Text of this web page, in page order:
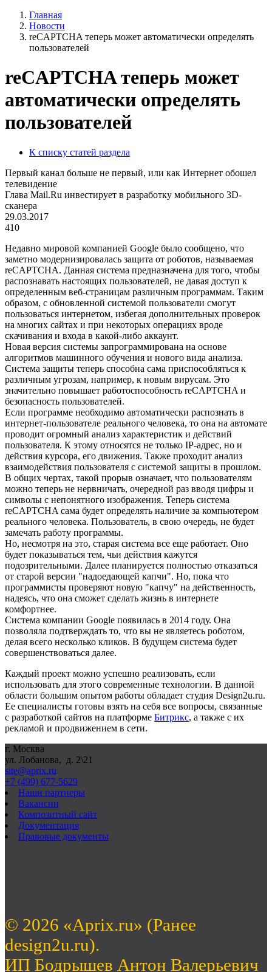
Главная
Новости
reCAPTCHA теперь может автоматически определять
пользователей
reCAPTCHA теперь может
автоматически определять
пользователей
К списку статей раздела
Первый канал больше не первый, или как Интернет обошел
телевидение
Глава Mail.Ru инвестирует в разработку мобильного 3D-
сканера
29.03.2017
410
Недавно мировой компанией Google было сообщено, что
заметно модернизировалась защита от роботов, называемая
reCAPTCHA. Данная система предназначена для того, чтобы
распознавать настоящих пользователей, не давая доступ к
определенным веб-страницам различным программам. Таким
образом, с обновленной системой пользователи смогут
пользоваться интернетом, избегая дополнительных проверок
на многих сайтах и при некоторых операциях вроде
скачивания и входа в какой-либо аккаунт.
Новая версия системы запрограммирована на основе
алгоритмов машинного обучения и нового вида анализа.
Система защиты теперь способна сама приспособляться к
различным угрозам, например, к новым вирусам. Это
значительно повышает работоспособность reCAPTCHA и
безопасность пользователей.
Если программе необходимо автоматически распознать в
интернет-пользователе реального человека, то она на автомате
проводит огромный анализ характеристик и действий
пользователя. К этому относятся не только IP-адрес, но и
действия курсора, его движения. Также проходит анализ
взаимодействия пользователя с системой защиты в прошлом.
В общих чертах, такой прорыв означает, что пользователям
можно теперь не нервничать, очередной раз вводя цифры и
символы с непонятного изображения. Теперь система
reCAPTCHA сама будет определять наличие за компьютером
реального человека. Пользователь, в свою очередь, не будет
замечать работу программы.
Но, несмотря на это, старая система все еще работает. Оно
будет показываться тем, чьи действия кажутся
подозрительными. Далее планируется полностью отказаться
от старой версии "надоедающей капчи". Но, пока что
программисты проверяют новую "капчу" на действенность,
надеясь, что она сможет сделать жизнь в интернете
комфортнее.
Система компании Google появилась в 2014 году. Она
позволяла подтверждать то, что вы не являетесь роботом,
делая всего несколько кликов. В будущем система будет
совершенствоваться далее.
Каждый проект можно успешно реализовать, если
использовать для этого современные технологии. В данной
области большим опытом работы обладает студия Design2u.ru.
Ее специалисты готовы взять на себя все вопросы, связанные
с разработкой сайтов на платформе Битрикс, а также с их
рекламой и продвижением в сети.
г. Москва
ул. Лобанова, д. 2\21
site@aprix.ru
+7 (499) 677-5629
Наши партнеры
Вакансии
Композитный сайт
Документация
Правовые документы
© 2026 «Aprix.ru» (Ранее
design2u.ru).
ИП Бодрышев Антон Валерьевич